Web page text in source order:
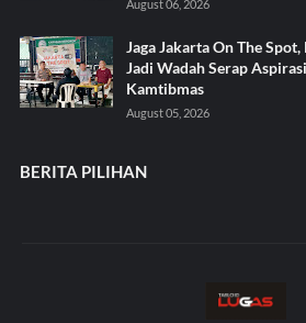
August 06, 2026
Jaga Jakarta On The
Jadi Wadah Serap
Kamtibmas
August 05, 2026
BERITA PILIHAN